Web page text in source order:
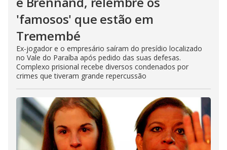
'famosos' que estão em
Tremembé
Ex-jogador e o empresário saíram do presídio localizado
no Vale do Paraíba após pedido das suas defesas.
Complexo prisional recebe diversos condenados por
crimes que tiveram grande repercussão